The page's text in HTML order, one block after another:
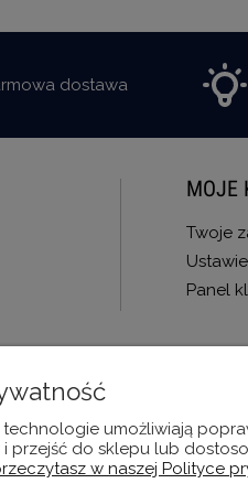
dostawa
MOJE
Twoje
Panel
umożliwiają
przejść do sklepu lub
w naszej Polityce